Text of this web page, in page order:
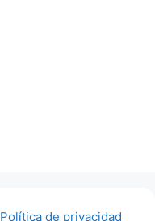
Política de privacidad